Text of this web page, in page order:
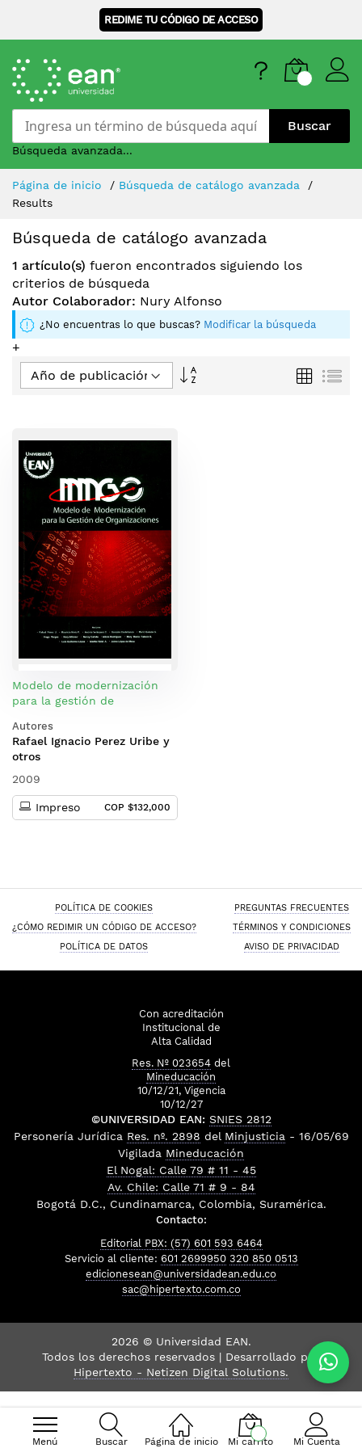
REDIME TU CÓDIGO DE ACCESO
Buscar
Búsqueda avanzada...
Menú Buscar Página de inicio Mi carrito Mi Cuenta
Skip
Content
Página de inicio
Búsqueda de catálogo avanzada
Results
Búsqueda de catálogo avanzada
1 artículo(s) fueron encontrados siguiendo los
criterios de búsqueda
Autor Colaborador: Nury Alfonso
¿No encuentras lo que buscas? Modificar la búsqueda
+
Fijar
Parrilla
Modelo de modernización
para la gestión de
(Incluye cuaderno de casos)
Autores
Rafael Ignacio Perez Uribe y
otros
2009
Impreso COP $132,000
POLÍTICA DE COOKIES
PREGUNTAS FRECUENTES
¿CÓMO REDIMIR UN CÓDIGO DE ACCESO?
TÉRMINOS Y CONDICIONES
POLÍTICA DE DATOS
AVISO DE PRIVACIDAD
Con acreditación
Institucional de
Alta Calidad
Res. Nº 023654 del
Mineducación
10/12/21, Vigencia
10/12/27
©UNIVERSIDAD EAN: SNIES 2812
Personería Jurídica Res. nº. 2898 del Minjusticia - 16/05/69
Vigilada Mineducación
El Nogal: Calle 79 # 11 - 45
Av. Chile: Calle 71 # 9 - 84
Bogotá D.C., Cundinamarca, Colombia, Suramérica.
Contacto:
Editorial PBX: (57) 601 593 6464
Servicio al cliente: 601 2699950 320 850 0513
edicionesean@universidadean.edu.co
sac@hipertexto.com.co
2026 © Universidad EAN.
Todos los derechos reservados | Desarrollado por
Hipertexto - Netizen Digital Solutions.